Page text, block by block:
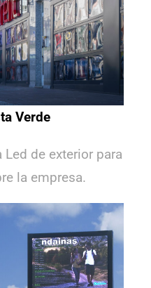
Verde
de exterior para
la empresa.